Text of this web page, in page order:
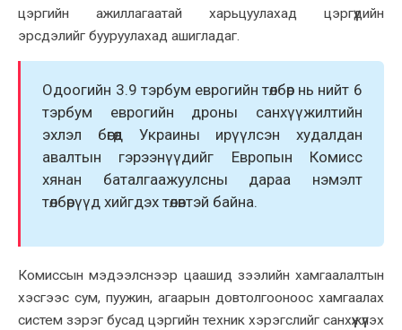
цэргийн ажиллагаатай харьцуулахад цэргүүдийн
эрсдэлийг бууруулахад ашигладаг.
Одоогийн 3.9 тэрбум еврогийн төлбөр нь нийт 6
тэрбум еврогийн дроны санхүүжилтийн
эхлэл бөгөөд Украины ирүүлсэн худалдан
авалтын гэрээнүүдийг Европын Комисс
хянан баталгаажуулсны дараа нэмэлт
төлбөрүүд хийгдэх төлөвтэй байна.
Комиссын мэдээлснээр цаашид зээлийн хамгаалалтын
хэсгээс сум, пуужин, агаарын довтолгооноос хамгаалах
систем зэрэг бусад цэргийн техник хэрэгслийг санхүүжүүлэх